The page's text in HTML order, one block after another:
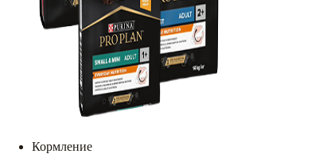
Кормление